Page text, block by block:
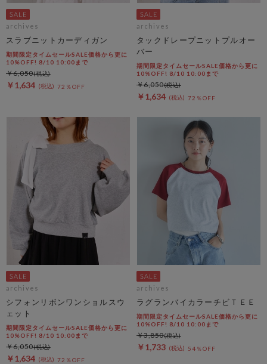
archives
スラブニットカーディガン
期間限定タイムセールSALE価格から更に
10%OFF! 8/10 10:00まで
￥1,634 72％OFF
￥6,050
archives
タックドレープニットプルオー
バー
期間限定タイムセールSALE価格から更に
10%OFF! 8/10 10:00まで
￥1,634 72％OFF
￥6,050
archives
シフォンリボンワンショルスウ
ェット
期間限定タイムセールSALE価格から更に
10%OFF! 8/10 10:00まで
￥1,634 72％OFF
￥6,050
archives
ラグランバイカラーチビＴＥＥ
期間限定タイムセールSALE価格から更に
10%OFF! 8/10 10:00まで
￥1,733 54％OFF
￥3,850